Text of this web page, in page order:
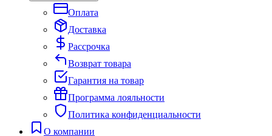
Оплата
Доставка
Рассрочка
Возврат товара
Гарантия на товар
Программа лояльности
Политика конфиденциальности
О компании